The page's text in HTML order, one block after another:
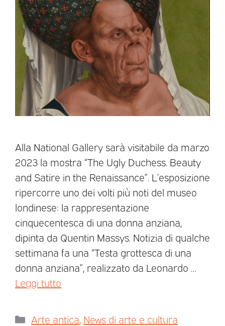
Alla National Gallery sarà visitabile da marzo
2023 la mostra “The Ugly Duchess. Beauty
and Satire in the Renaissance”. L’esposizione
ripercorre uno dei volti più noti del museo
londinese: la rappresentazione
cinquecentesca di una donna anziana,
dipinta da Quentin Massys. Notizia di qualche
settimana fa una “Testa grottesca di una
donna anziana”, realizzato da Leonardo …
Leggi tutto
Arte antica News di arte e cultura